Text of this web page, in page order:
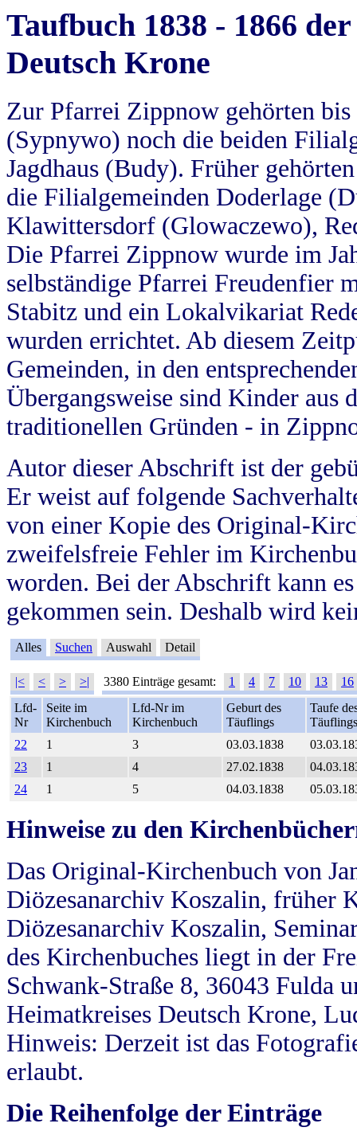
Taufbuch 1838 - 1866
Deutsch Krone
Zur Pfarrei Zippnow gehörten
(Sypnywo) noch die beiden
Jagdhaus (Budy). Früher
die Filialgemeinden Doderlage
Klawittersdorf (Glowaczewo),
Die Pfarrei Zippnow wurde im
selbständige Pfarrei Freudenfier
Stabitz und ein Lokalvikariat
wurden errichtet. Ab diesem
Gemeinden, in den
Übergangsweise sind Kinder aus
traditionellen Gründen - in
Autor dieser Abschrift ist der
Er weist auf folgende
von einer Kopie des Original-
zweifelsfreie Fehler im
worden. Bei der Abschrift kann
gekommen sein. Deshalb wird
Alles Suchen Auswahl Detail
|< < > >| 3380 Einträge gesamt: 1 4 7 10 13
16
Lfd-
Nr
Seite im
Kirchenbuch
Lfd-Nr im
Kirchenbuch
Geburt des
Täuflings
Taufe
Täuflings
22
1 3 03.03.1838
23
1 4 27.02.1838
24
1 5 04.03.1838
Hinweise zu den
Das Original-Kirchenbuch von
Diözesanarchiv Koszalin, früher
Diözesanarchiv Koszalin,
des Kirchenbuches liegt in der
Schwank-Straße 8, 36043 Fulda
Heimatkreises Deutsch Krone,
Hinweis: Derzeit ist das
erlaubt.
Die Reihenfolge der Einträge